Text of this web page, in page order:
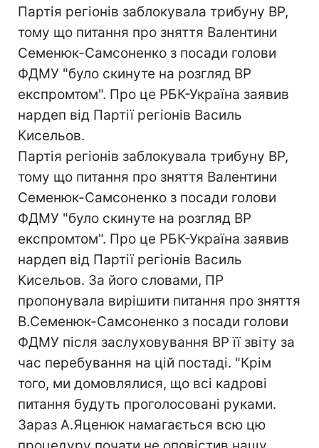
Партія регіонів заблокувала трибуну ВР,
тому що питання про зняття Валентини
Семенюк-Самсоненко з посади голови
ФДМУ "було скинуте на розгляд ВР
експромтом". Про це РБК-Україна заявив
нардеп від Партії регіонів Василь
Кисельов.
Партія регіонів заблокувала трибуну ВР,
тому що питання про зняття Валентини
Семенюк-Самсоненко з посади голови
ФДМУ "було скинуте на розгляд ВР
експромтом". Про це РБК-Україна заявив
нардеп від Партії регіонів Василь
Кисельов. За його словами, ПР
пропонувала вирішити питання про зняття
В.Семенюк-Самсоненко з посади голови
ФДМУ після заслуховування ВР її звіту за
час перебування на цій постаді. "Крім
того, ми домовлялися, що всі кадрові
питання будуть проголосовані руками.
Зараз А.Яценюк намагається всю цю